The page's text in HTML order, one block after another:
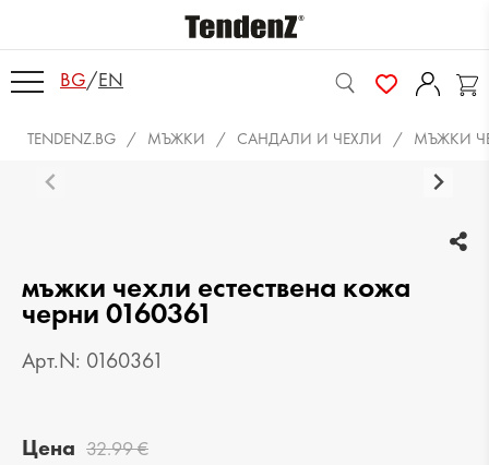
BG/EN
TENDENZ.BG МЪЖКИ САНДАЛИ И ЧЕХЛИ МЪЖКИ
мъжки чехли естествена кожа
черни 0160361
Арт.N: 0160361
Цена 32.99 €